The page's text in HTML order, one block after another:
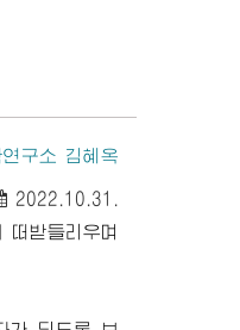
연구소 김혜옥
2022.10.31.
받들리우며